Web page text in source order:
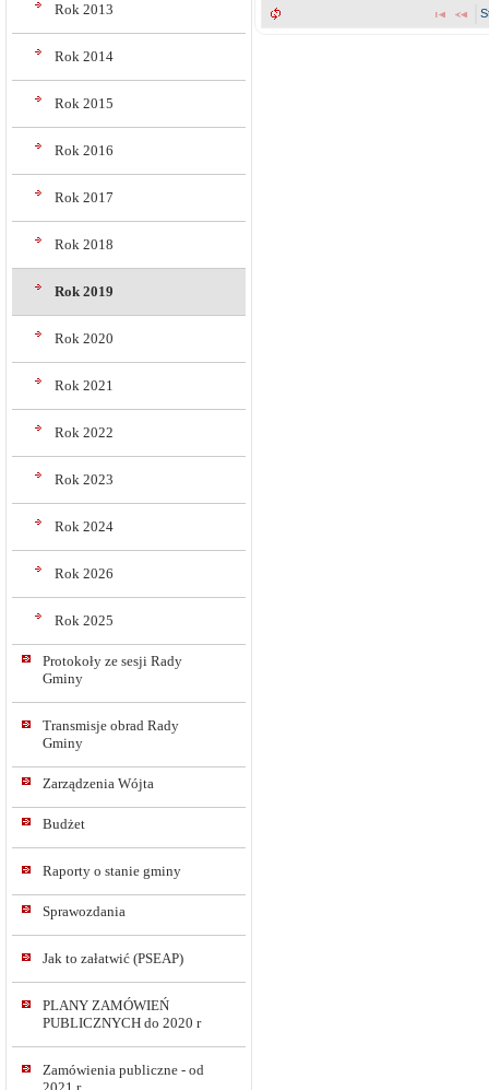
Rok 2013
Rok 2014
Rok 2015
Rok 2016
Rok 2017
Rok 2018
Rok 2019
Rok 2020
Rok 2021
Rok 2022
Rok 2023
Rok 2024
Rok 2026
Rok 2025
Protokoły ze sesji Rady
Gminy
Transmisje obrad Rady
Gminy
Zarządzenia Wójta
Budżet
Raporty o stanie gminy
Sprawozdania
Jak to załatwić (PSEAP)
PLANY ZAMÓWIEŃ
PUBLICZNYCH do 2020 r
Zamówienia publiczne - od